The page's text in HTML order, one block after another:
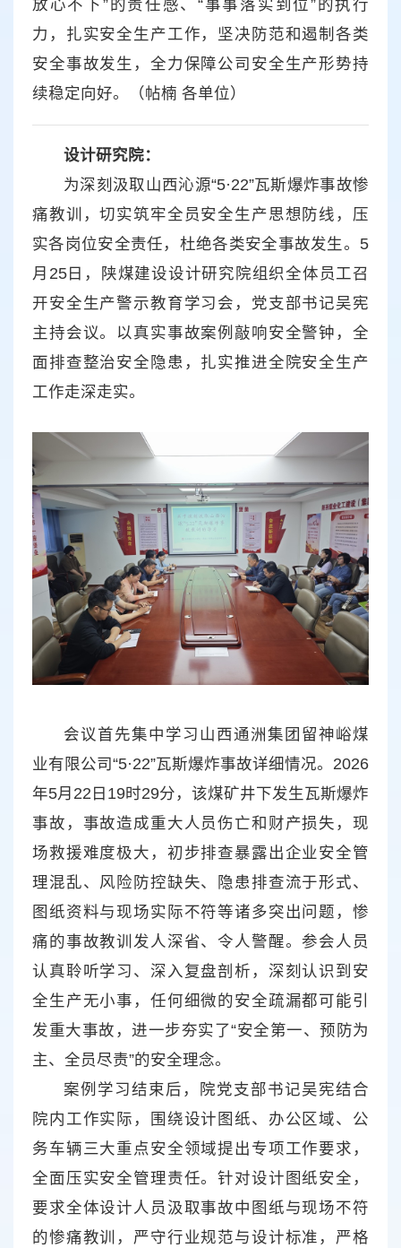
放心不下”的责任感、“事事落实到位”的执行
力，扎实安全生产工作，坚决防范和遏制各类
安全事故发生，全力保障公司安全生产形势持
续稳定向好。（帖楠 各单位）
设计研究院：
为深刻汲取山西沁源“5·22”瓦斯爆炸事故惨
痛教训，切实筑牢全员安全生产思想防线，压
实各岗位安全责任，杜绝各类安全事故发生。5
月25日，陕煤建设设计研究院组织全体员工召
开安全生产警示教育学习会，党支部书记吴宪
主持会议。以真实事故案例敲响安全警钟，全
面排查整治安全隐患，扎实推进全院安全生产
工作走深走实。
会议首先集中学习山西通洲集团留神峪煤
业有限公司“5·22”瓦斯爆炸事故详细情况。2026
年5月22日19时29分，该煤矿井下发生瓦斯爆炸
事故，事故造成重大人员伤亡和财产损失，现
场救援难度极大，初步排查暴露出企业安全管
理混乱、风险防控缺失、隐患排查流于形式、
图纸资料与现场实际不符等诸多突出问题，惨
痛的事故教训发人深省、令人警醒。参会人员
认真聆听学习、深入复盘剖析，深刻认识到安
全生产无小事，任何细微的安全疏漏都可能引
发重大事故，进一步夯实了“安全第一、预防为
主、全员尽责”的安全理念。
案例学习结束后，院党支部书记吴宪结合
院内工作实际，围绕设计图纸、办公区域、公
务车辆三大重点安全领域提出专项工作要求，
全面压实安全管理责任。针对设计图纸安全，
要求全体设计人员汲取事故中图纸与现场不符
的惨痛教训，严守行业规范与设计标准，严格